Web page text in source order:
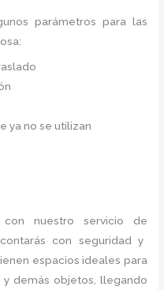
parámetros para las
ya no se utilizan
con nuestro servicio de
contarás con seguridad y
espacios ideales para
demás objetos, llegando